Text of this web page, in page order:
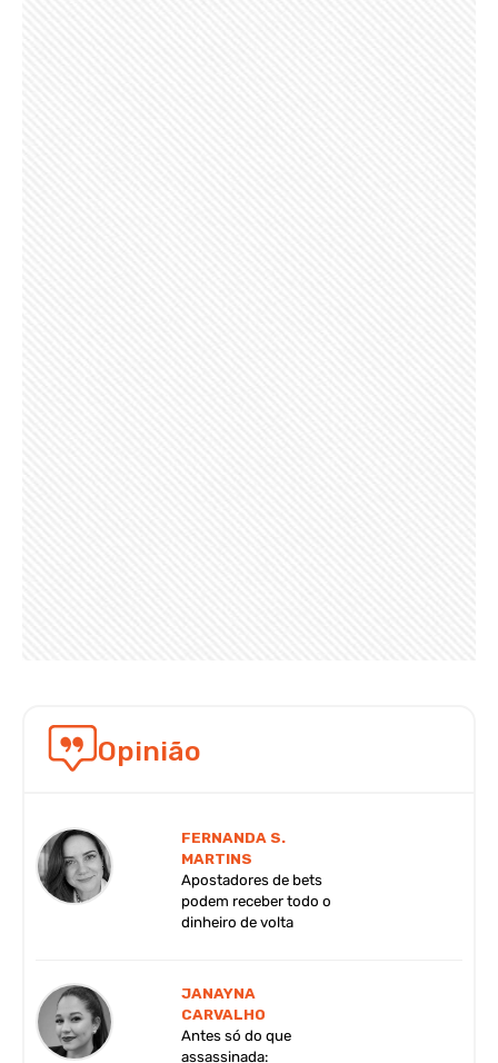
Opinião
FERNANDA S.
MARTINS
Apostadores de bets
podem receber todo o
dinheiro de volta
JANAYNA
CARVALHO
Antes só do que
assassinada: